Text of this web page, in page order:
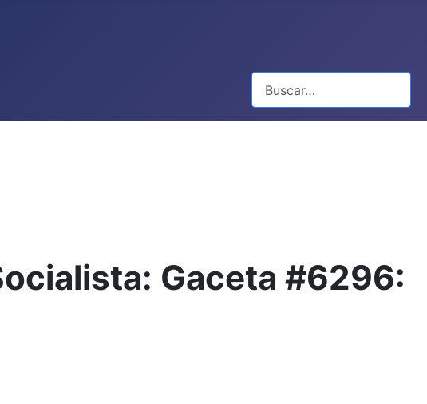
Gaceta #6296: